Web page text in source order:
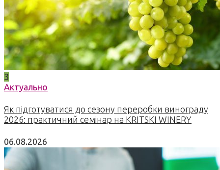
3
Актуально
Як підготуватися до сезону переробки винограду
2026: практичний семінар на KRITSKI WINERY
06.08.2026